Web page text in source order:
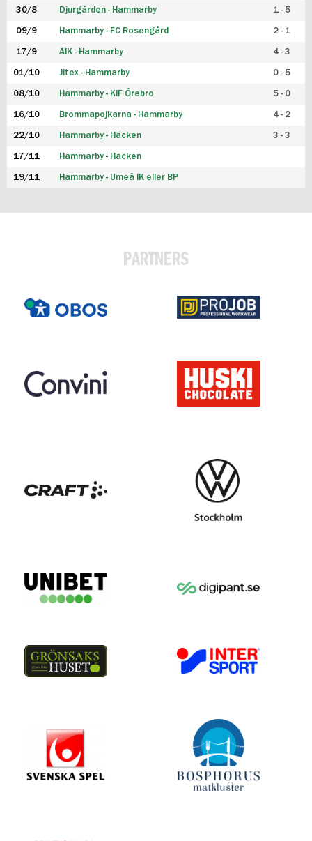
30/8 Djurgården - Hammarby 1 - 5
09/9 Hammarby - FC Rosengård 2 - 1
17/9 AIK - Hammarby 4 - 3
01/10 Jitex - Hammarby 0 - 5
08/10 Hammarby - KIF Örebro 5 - 0
16/10 Brommapojkarna - Hammarby 4 - 2
22/10 Hammarby - Häcken 3 - 3
17/11 Hammarby - Häcken
19/11 Hammarby - Umeå IK eller BP
PARTNERS